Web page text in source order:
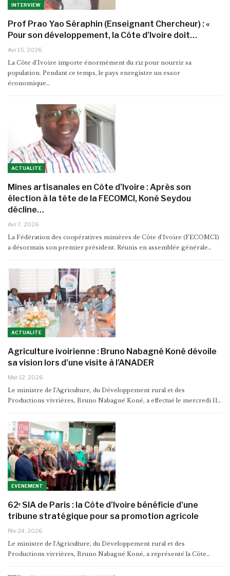
INTERVIEW
Prof Prao Yao Séraphin (Enseignant Chercheur) : «
Pour son développement, la Côte d’Ivoire doit…
Avr 15, 2026
La Côte d’Ivoire importe énormément du riz pour nourrir sa
population. Pendant ce temps, le pays enregistre un essor
économique…
ACTUALITE
Mines artisanales en Côte d’Ivoire : Après son
élection à la tête de la FECOMCI, Koné Seydou
décline…
Avr 7, 2026
La Fédération des coopératives minières de Côte d’Ivoire (FECOMCI)
a désormais son premier président. Réunis en assemblée générale…
ACTUALITE
Agriculture ivoirienne : Bruno Nabagné Koné dévoile
sa vision lors d’une visite à l’ANADER
Mar 12, 2026
Le ministre de l’Agriculture, du Développement rural et des
Productions vivrières, Bruno Nabagné Koné, a effectué le mercredi 11…
EVENEMENT
62ᵉ SIA de Paris : la Côte d’Ivoire bénéficie d’une
tribune stratégique pour sa promotion agricole
Fév 24, 2026
Le ministre de l’Agriculture, du Développement rural et des
Productions vivrières, Bruno Nabagné Koné, a représenté la Côte…